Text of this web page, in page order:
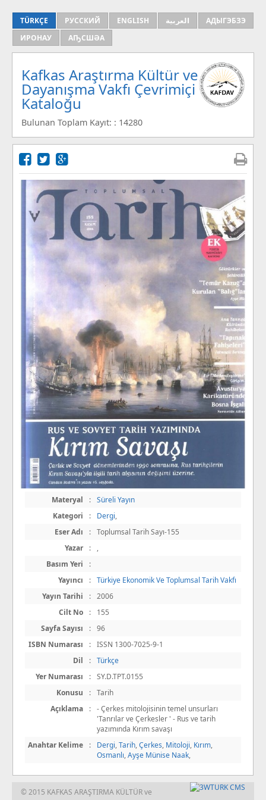
TÜRKÇE РУССКИЙ ENGLISH العربية
АДЫГЭБЗЭ
ИРОНАУ
АҦСШӘА
Kafkas Araştırma Kültür ve
Dayanışma Vakfı Çevrimiçi
Kataloğu
Bulunan Toplam Kayıt: : 14280
Materyal : Süreli Yayın
Kategori
: Dergi,
Eser Adı
: Toplumsal Tarih Sayı-155
Yazar
:
,
Basım Yeri
:
Yayıncı
: Türkiye Ekonomik Ve Toplumsal Tarih Vakfı
Yayın Tarihi
: 2006
Cilt No
:
155
Sayfa Sayısı
: 96
ISBN Numarası
: ISSN 1300-7025-9-1
Dil
: Türkçe
Yer Numarası
: SY.D.TPT.0155
Konusu
: Tarih
Açıklama
: - Çerkes mitolojisinin temel unsurları
'Tanrılar ve Çerkesler ' - Rus ve tarih
yazımında Kırım savaşı
Anahtar Kelime
: Dergi,Tarih,Çerkes, Mitoloji, Kırım,
Osmanlı,Ayşe Münise Naak,
© 2015 KAFKAS ARAŞTIRMA KÜLTÜR ve